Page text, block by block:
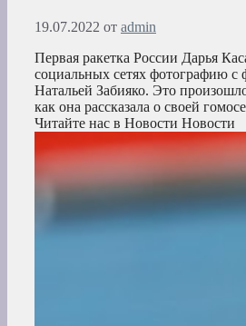
19.07.2022 от admin
Первая ракетка России Дарья
социальных сетях фотографию с
Натальей Забияко. Это
как она рассказала о своей
Читайте нас в Новости Новости